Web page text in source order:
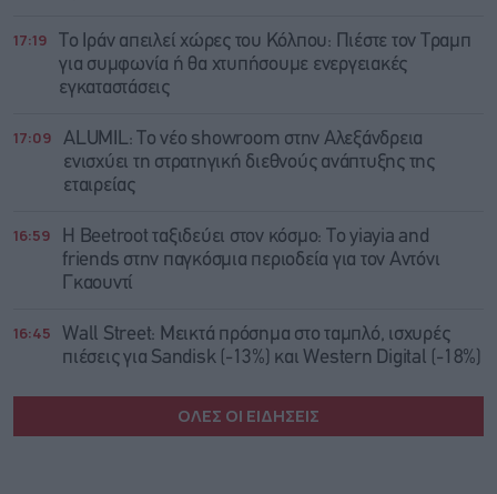
17:19
Το Ιράν απειλεί χώρες του Κόλπου: Πιέστε τον Τραμπ
για συμφωνία ή θα χτυπήσουμε ενεργειακές
εγκαταστάσεις
17:09
ALUMIL: Το νέο showroom στην Αλεξάνδρεια
ενισχύει τη στρατηγική διεθνούς ανάπτυξης της
εταιρείας
16:59
Η Beetroot ταξιδεύει στον κόσμο: Το yiayia and
friends στην παγκόσμια περιοδεία για τον Αντόνι
Γκαουντί
16:45
Wall Street: Μεικτά πρόσημα στο ταμπλό, ισχυρές
πιέσεις για Sandisk (-13%) και Western Digital (-18%)
ΟΛΕΣ ΟΙ ΕΙΔΗΣΕΙΣ